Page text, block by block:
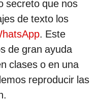
secreto que nos
de texto los
. Este
de gran ayuda
clases o en una
reproducir las